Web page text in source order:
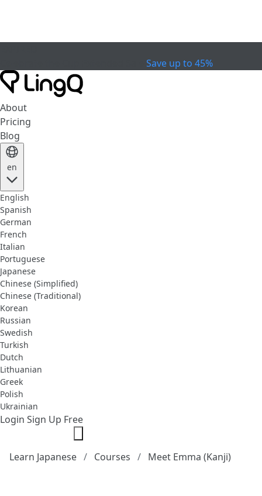
Save up to 45%
About
Pricing
Blog
en
English
Spanish
German
French
Italian
Portuguese
Japanese
Chinese (Simplified)
Chinese (Traditional)
Korean
Russian
Swedish
Turkish
Dutch
Lithuanian
Greek
Polish
Ukrainian
Login Sign Up Free
Learn Japanese Courses Meet Emma (Kanji)